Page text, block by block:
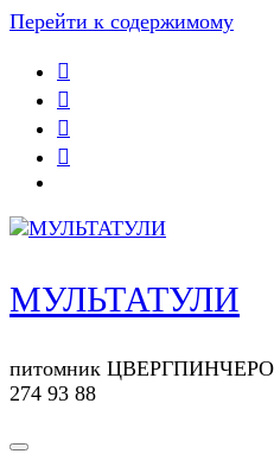
Перейти к содержимому
МУЛЬТАТУЛИ
питомник
274 93 88